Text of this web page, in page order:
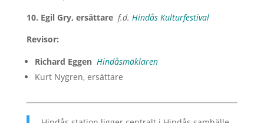
10. Egil Gry, ersättare f.d. Hindås Kulturfestival
Revisor:
Richard Eggen Hindåsmäklaren
Kurt Nygren, ersättare